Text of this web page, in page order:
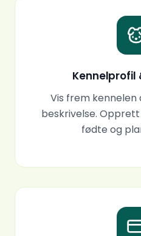
Kennelprofil
Vis frem kennelen
beskrivelse.
fødte og